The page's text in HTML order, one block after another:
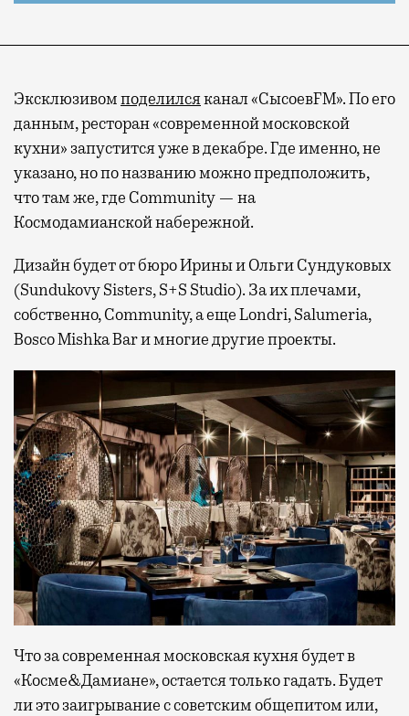
Эксклюзивомподелилсяканал «СысоевFM». По его
данным, ресторан «современной московской
кухни» запустится уже в декабре. Где именно, не
указано, но по названию можно предположить,
что там же, где Community — на
Космодамианской набережной.
Дизайн будет от бюро Ирины и Ольги Сундуковых
(Sundukovy Sisters, S+S Studio). За их плечами,
собственно, Community, а еще Londri, Salumeria,
Bosco Mishka Bar и многие другие проекты.
Что за современная московская кухня будет в
«Косме&Дамиане», остается только гадать. Будет
ли это заигрывание с советским общепитом или,